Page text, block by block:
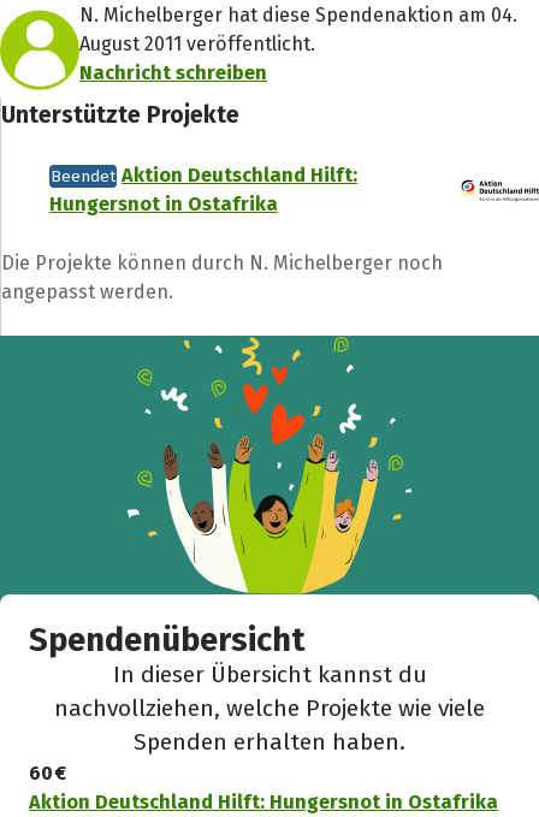
N. Michelberger hat diese Spendenaktion am 04.
August 2011 veröffentlicht.
Nachricht schreiben
Unterstützte Projekte
Beendet Aktion Deutschland Hilft:
Hungersnot in Ostafrika
Die Projekte können durch N. Michelberger noch
angepasst werden.
Spendenübersicht
In dieser Übersicht kannst du
nachvollziehen, welche Projekte wie viele
Spenden erhalten haben.
60 €
Aktion Deutschland Hilft: Hungersnot in Ostafrika